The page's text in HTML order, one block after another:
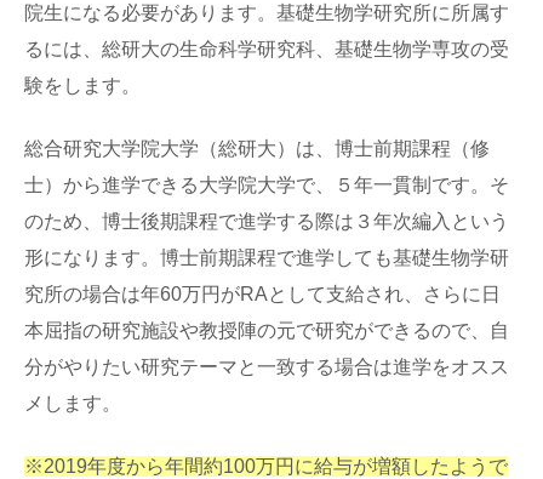
院生になる必要があります。基礎生物学研究所に所属す
るには、総研大の生命科学研究科、基礎生物学専攻の受
験をします。
総合研究大学院大学（総研大）は、博士前期課程（修
士）から進学できる大学院大学で、５年一貫制です。そ
のため、博士後期課程で進学する際は３年次編入という
形になります。博士前期課程で進学しても基礎生物学研
究所の場合は年60万円がRAとして支給され、さらに日
本屈指の研究施設や教授陣の元で研究ができるので、自
分がやりたい研究テーマと一致する場合は進学をオスス
メします。
※2019年度から年間約100万円に給与が増額したようで